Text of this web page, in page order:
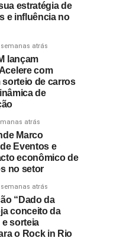
estratégia de
e influência no
semanas atrás
lançam
com
sorteio de carros
de
atrás
Marco
Eventos e
econômico de
no setor
semanas atrás
“Dado da
conceito da
e sorteia
o Rock in Rio